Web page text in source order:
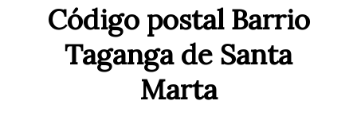
Código postal Barrio
Taganga de Santa
Marta